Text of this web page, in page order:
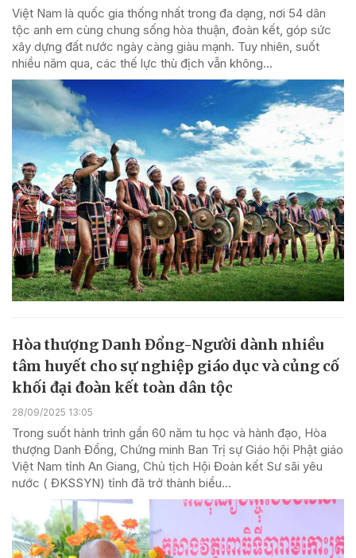
Việt Nam là quốc gia thống nhất trong đa dạng, nơi 54 dân
tộc anh em cùng chung sống hòa thuận, đoàn kết, góp sức
xây dựng đất nước ngày càng giàu mạnh. Tuy nhiên, suốt
nhiều năm qua, các thế lực thù địch vẫn không...
Hòa thượng Danh Đổng-Người dành nhiều
tâm huyết cho sự nghiệp giáo dục và củng cố
khối đại đoàn kết toàn dân tộc
28/09/2025 13:05
Trong suốt hành trình gần 60 năm tu học và hành đạo, Hòa
thượng Danh Đổng, Chứng minh Ban Trị sự Giáo hội Phật giáo
Việt Nam tỉnh An Giang, Chủ tịch Hội Đoàn kết Sư sãi yêu
nước ( ĐKSSYN) tỉnh đã trở thành biểu...